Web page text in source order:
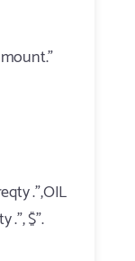
.",OIL
.", $".